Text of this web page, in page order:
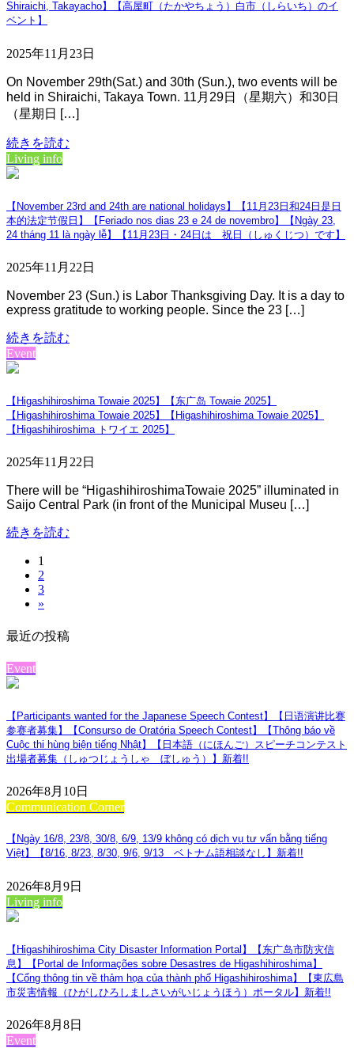
Shiraichi, Takayacho】【高屋町（たかやちょう）白市（しらいち）のイ
ベント】
2025年11月23日
On November 29th(Sat.) and 30th (Sun.), two events will be
held in Shiraichi, Takaya Town. 11月29日（星期六）和30日
（星期日 […]
続きを読む
Living info
【November 23rd and 24th are national holidays】【11月23日和24日是日
本的法定节假日】【Feriado nos dias 23 e 24 de novembro】【Ngày 23,
24 tháng 11 là ngày lễ】【11月23日・24日は 祝日（しゅくじつ）です】
2025年11月22日
November 23 (Sun.) is Labor Thanksgiving Day. It is a day to
express gratitude to working people. Since the 23 […]
続きを読む
Event
【Higashihiroshima Towaie 2025】【东广岛 Towaie 2025】
【Higashihiroshima Towaie 2025】【Higashihiroshima Towaie 2025】
【Higashihiroshima トワイエ 2025】
2025年11月22日
There will be “HigashihiroshimaTowaie 2025” illuminated in
Saijo Central Park (in front of the Municipal Museu […]
続きを読む
ペ
ー
ジ
送
り
固
定
ペ
ー
ジ
1
固
定
ペ
ジ
2
固
定
ー
3
»
最近の投稿
Event
【Participants wanted for the Japanese Speech Contest】【日语演讲比赛
参赛者募集】【Consurso de Oratória Speech Contest】【Thông báo về
Cuộc thi hùng biện tiếng Nhật】【日本語（にほんご）スピーチコンテスト
出場者募集（しゅつじょうしゃ ぼしゅう）】 新着!!
2026年8月10日
Communication Corner
【Ngày 16/8, 23/8, 30/8, 6/9, 13/9 không có dịch vụ tư vấn bằng tiếng
Việt】【8/16, 8/23, 8/30, 9/6, 9/13 ベトナム語相談なし】 新着!!
2026年8月9日
Living info
【Higashihiroshima City Disaster Information Portal】【东广岛市防灾信
息】【Portal de Informações sobre Desastres de Higashihiroshima】
【Cổng thông tin về thảm họa của thành phố Higashihiroshima】【東広島
市災害情報（ひがしひろしましさいがいじょうほう）ポータル】 新着!!
2026年8月8日
Event